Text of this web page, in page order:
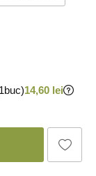
14,60 lei